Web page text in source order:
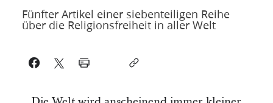
Fünfter Artikel einer siebenteiligen Reihe
über die Religionsfreiheit in aller Welt